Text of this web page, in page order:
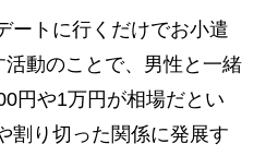
ートに行くだけでお小遣
活動のことで、男性と一緒
円や1万円が相場だとい
割り切った関係に発展す